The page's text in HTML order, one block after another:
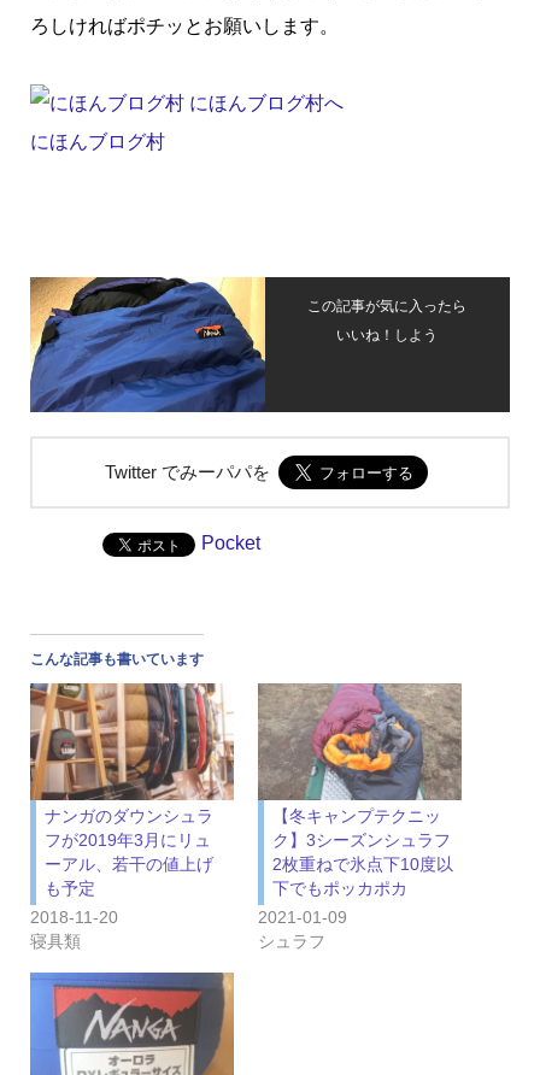
ろしければポチッとお願いします。
にほんブログ村
この記事が気に入ったら
いいね！しよう
Twitter でみーパパを
Pocket
こんな記事も書いています
ナンガのダウンシュラ
フが2019年3月にリュ
ーアル、若干の値上げ
も予定
2018-11-20
寝具類
【冬キャンプテクニッ
ク】3シーズンシュラフ
2枚重ねで氷点下10度以
下でもポッカポカ
2021-01-09
シュラフ